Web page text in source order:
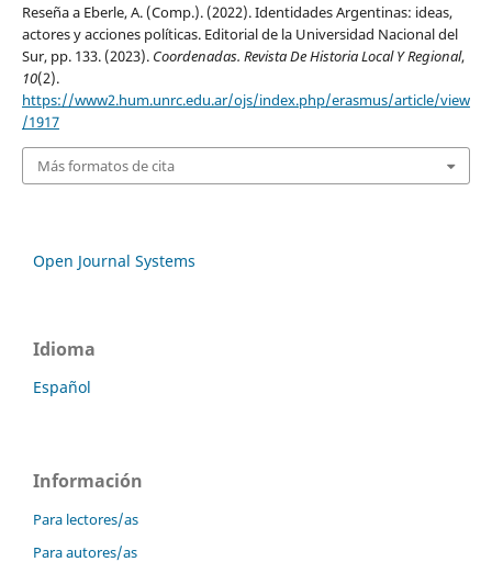
Reseña a Eberle, A. (Comp.). (2022). Identidades Argentinas: ideas,
actores y acciones políticas. Editorial de la Universidad Nacional del
Sur, pp. 133. (2023). Coordenadas. Revista De Historia Local Y Regional,
10(2).
https://www2.hum.unrc.edu.ar/ojs/index.php/erasmus/article/view
/1917
Más formatos de cita
Open Journal Systems
Idioma
Español
Información
Para lectores/as
Para autores/as